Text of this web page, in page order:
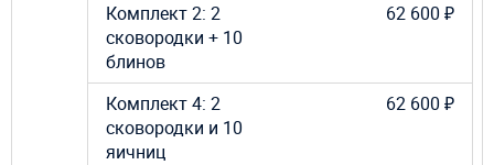
Комплект 2: 2
сковородки + 10
блинов
62 600 ₽
Комплект 4: 2
сковородки и 10
яичниц
62 600 ₽